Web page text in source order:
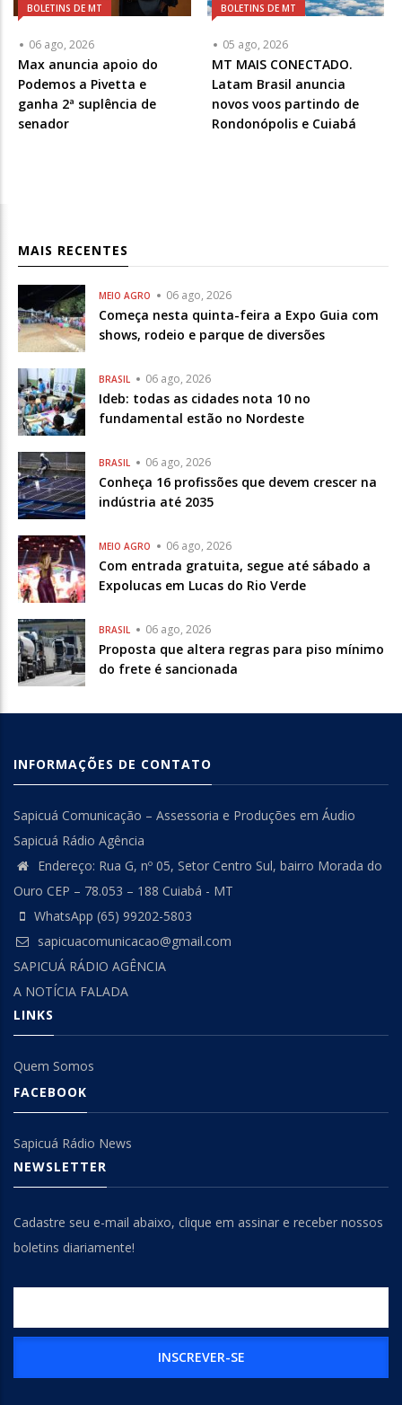
BOLETINS DE MT
06 ago, 2026
Max anuncia apoio do
Podemos a Pivetta e
ganha 2ª suplência de
senador
BOLETINS DE MT
05 ago, 2026
MT MAIS CONECTADO.
Latam Brasil anuncia
novos voos partindo de
Rondonópolis e Cuiabá
MAIS RECENTES
MEIO AGRO 06 ago, 2026
Começa nesta quinta-feira a Expo Guia com
shows, rodeio e parque de diversões
BRASIL 06 ago, 2026
Ideb: todas as cidades nota 10 no
fundamental estão no Nordeste
BRASIL 06 ago, 2026
Conheça 16 profissões que devem crescer na
indústria até 2035
MEIO AGRO 06 ago, 2026
Com entrada gratuita, segue até sábado a
Expolucas em Lucas do Rio Verde
BRASIL 06 ago, 2026
Proposta que altera regras para piso mínimo
do frete é sancionada
INFORMAÇÕES DE CONTATO
Sapicuá Comunicação – Assessoria e Produções em Áudio
Sapicuá Rádio Agência
Endereço: Rua G, nº 05, Setor Centro Sul, bairro Morada do
Ouro CEP – 78.053 – 188 Cuiabá - MT
WhatsApp (65) 99202-5803
sapicuacomunicacao@gmail.com
SAPICUÁ RÁDIO AGÊNCIA
A NOTÍCIA FALADA
LINKS
Quem Somos
FACEBOOK
Sapicuá Rádio News
NEWSLETTER
Cadastre seu e-mail abaixo, clique em assinar e receber nossos
boletins diariamente!